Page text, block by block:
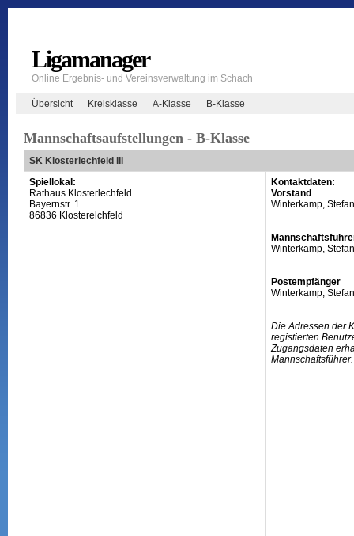
Ligamanager
Online Ergebnis- und Vereinsverwaltung im Schach
Übersicht Kreisklasse A-Klasse B-Klasse
Mannschaftsaufstellungen - B-Klasse
SK Klosterlechfeld III
Spiellokal:
Rathaus Klosterlechfeld
Bayernstr. 1
86836 Klosterelchfeld
Kontaktdaten:
Vorstand
Winterkamp, Stefan
Winterkamp, Stefan
Postempfänger
Winterkamp, Stefan
Die Adressen der
registierten
Zugangsdaten
Mannschaftsführer.